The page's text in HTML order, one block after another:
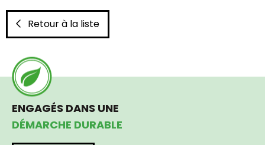
Retour à la liste
ENGAGÉS DANS UNE
DÉMARCHE DURABLE